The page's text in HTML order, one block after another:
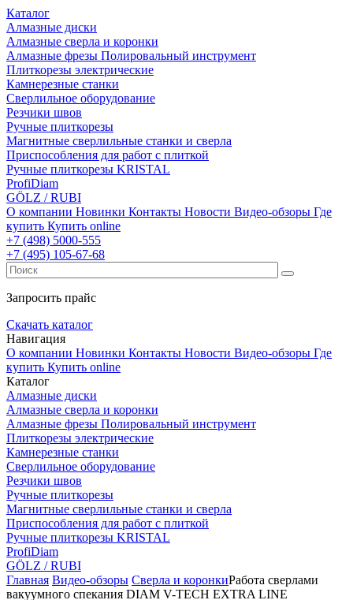
Каталог
Алмазные диски
Алмазные сверла и коронки
Алмазные фрезы Полировальный инструмент
Плиткорезы электрические
Камнерезные станки
Сверлильное оборудование
Резчики швов
Ручные плиткорезы
Магнитные сверлильные станки и сверла
Приспособления для работ с плиткой
Ручные плиткорезы KRISTAL
ProfiDiam
GÖLZ / RUBI
О компании Новинки Контакты Новости Видео-обзоры Где
купить Купить online
+7 (498) 5000-555
+7 (495) 105-67-68
Запросить прайс
Скачать каталог
Навигация
О компании Новинки Контакты Новости Видео-обзоры Где
купить Купить online
Каталог
Алмазные диски
Алмазные сверла и коронки
Алмазные фрезы Полировальный инструмент
Плиткорезы электрические
Камнерезные станки
Сверлильное оборудование
Резчики швов
Ручные плиткорезы
Магнитные сверлильные станки и сверла
Приспособления для работ с плиткой
Ручные плиткорезы KRISTAL
ProfiDiam
GÖLZ / RUBI
Главная Видео-обзоры Сверла и коронкиРабота сверлами
вакуумного спекания DIAM V-TECH EXTRA LINE